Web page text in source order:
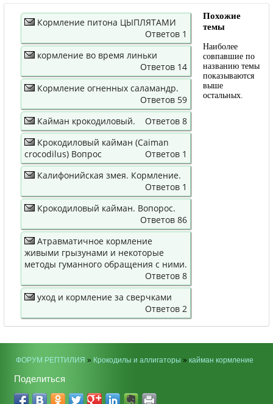
Кормление питона ЦЫПЛЯТАМИ
Ответов 1
кормление во время линьки
Ответов 14
Кормление огненных саламандр.
Ответов 59
Кайман крокодиловый.
Ответов 8
Крокодиловый кайман (Caiman
crocodilus) Вопрос
Ответов 1
Калифонийская змея. Кормление.
Ответов 1
Крокодиловый кайман. Вопорос.
Ответов 86
Атравматичное кормление
живыми грызунами и некоторые
методы гуманного обращения с ними.
Ответов 8
уход и кормление за сверчками
Ответов 2
Похожие
темы
Наиболее
совпавшие по
названию темы
показываются
выше
остальных.
ФОРУМ РЕПТИЛИЯ » Крокодилы и аллигаторы » кайман кормление
Поделиться